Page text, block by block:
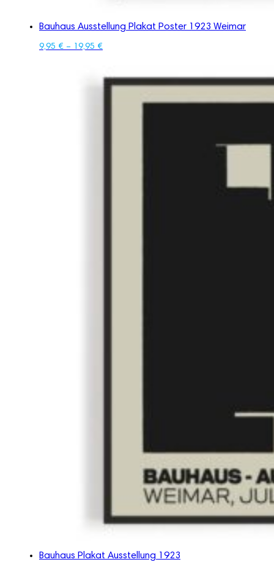
Bauhaus Ausstellung Plakat Poster 1923 Weimar
9,95 € – 19,95 €
Bauhaus Plakat Ausstellung 1923